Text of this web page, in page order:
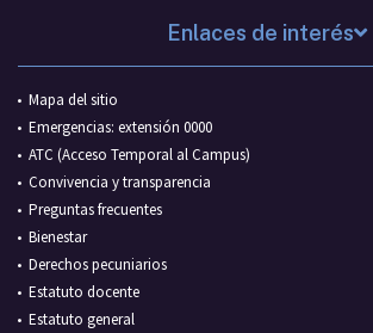
Enlaces de interés
Mapa del sitio
Emergencias: extensión 0000
ATC (Acceso Temporal al Campus)
Convivencia y transparencia
Preguntas frecuentes
Bienestar
Derechos pecuniarios
Estatuto docente
Estatuto general